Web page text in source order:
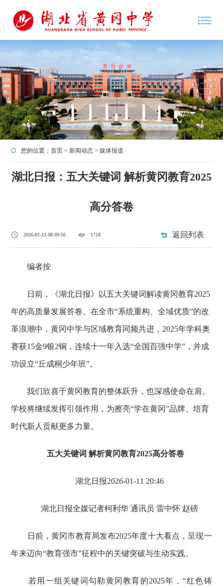
您的位置：首页 > 新闻动态 >媒体报道
湖北日报：五大关键词 解析黄冈教育2025
高分答卷
2026-01-13 08:49:56 1718 返回列表
编者按
日前，《湖北日报》以五大关键词解读黄冈教育2025
年的高质量发展答卷。在全市“系统重构、全域优质”的改
革浪潮中，黄冈中学与区域教育同频共进，2025年学科奥
赛获15金9银2铜，连续十一年入选“全国百强中学”，并成
功设立“丘成桐少年班”。
我们欣喜于黄冈教育的整体跃升，也深感使命在肩。
学校将继续发挥引领作用，为擦亮“学在黄冈”品牌、培育
时代新人贡献更多力量。
五大关键词 解析黄冈教育2025高分答卷
湖北日报2026-01-11 20:46
湖北日报全媒记者柯利华 通讯员 雷中怀 赵磅
日前，黄冈市教育局发布2025年度十大看点，呈现一
年来迈向“教育强市”征程中的关键突破与生动实践。
若用一组关键词勾勒黄冈教育的2025年，“红色铸